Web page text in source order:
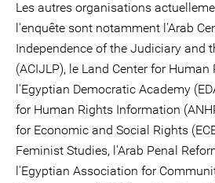
Les autres organisations
l'enquête sont notamment l'Arab
Independence of the Judiciary and
(ACIJLP), le Land Center for Human
l'Egyptian Democratic Academy
for Human Rights Information
for Economic and Social Rights
Feminist Studies, l'Arab Penal
l'Egyptian Association for